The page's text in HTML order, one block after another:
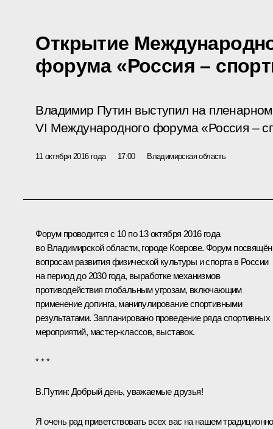
Открытие
форума «Россия –
Владимир Путин выступил на
VI Международного форума «Россия –
11 октября 2016 года 17:00 Владимирская область
Форум проводится с 10 по 13 октября 2016 года
во Владимирской области, городе Коврове. Форум посвящён
вопросам развития физической культуры и спорта в России
на период до 2030 года, выработке механизмов
противодействия глобальным угрозам, включающим
применение допинга, манипулирование спортивными
результатами. Запланировано проведение ряда спортивных
мероприятий, мастер-классов, выставок.
* * *
В.Путин: Добрый день, уважаемые друзья!
Я очень рад приветствовать всех вас на нашем